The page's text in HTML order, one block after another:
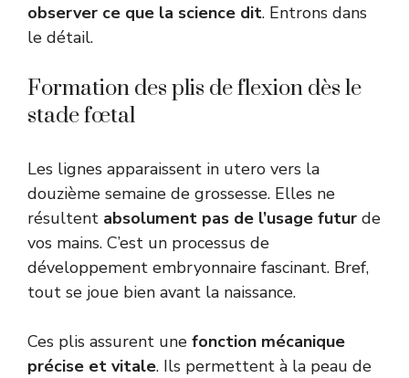
observer ce que la science dit. Entrons dans
le détail.
Formation des plis de flexion dès le
stade fœtal
Les lignes apparaissent in utero vers la
douzième semaine de grossesse. Elles ne
résultent absolument pas de l’usage futur de
vos mains. C’est un processus de
développement embryonnaire fascinant. Bref,
tout se joue bien avant la naissance.
Ces plis assurent une fonction mécanique
précise et vitale. Ils permettent à la peau de